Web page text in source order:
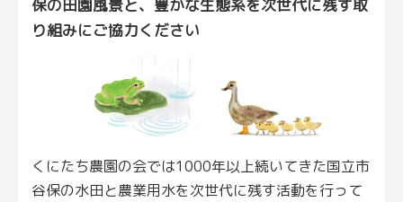
保の田園風景と、豊かな生態系を次世代に残す取
り組みにご協力ください
くにたち農園の会では1000年以上続いてきた国立市
谷保の水田と農業用水を次世代に残す活動を行って